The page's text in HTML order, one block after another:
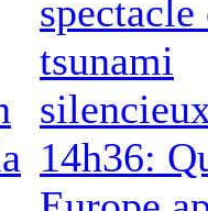
spectacle
tsunami
14h36: